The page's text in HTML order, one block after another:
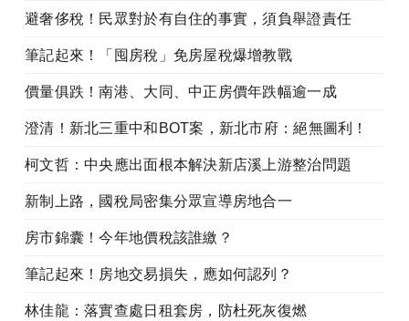
避奢侈稅！民眾對於有自住的事實，須負舉證責任
筆記起來！「囤房稅」免房屋稅爆增教戰
價量俱跌！南港、大同、中正房價年跌幅逾一成
澄清！新北三重中和BOT案，新北市府：絕無圖利！
柯文哲：中央應出面根本解決新店溪上游整治問題
新制上路，國稅局密集分眾宣導房地合一
房市錦囊！今年地價稅該誰繳？
筆記起來！房地交易損失，應如何認列？
林佳龍：落實查處日租套房，防杜死灰復燃